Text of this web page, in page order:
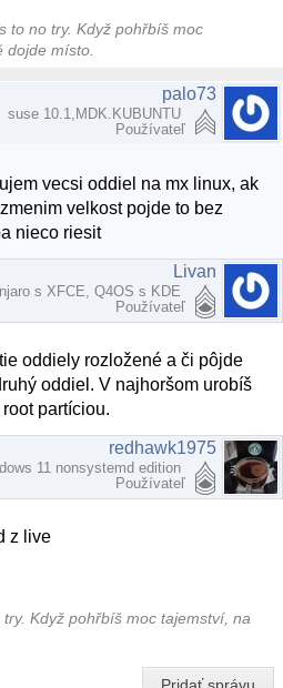
to no try.​ Když pohřbíš moc
dojde místo.
palo73
suse 10.1,MDK.KUBUNTU
Používateľ
vecsi oddiel na mx linux, ak
velkost pojde to bez
nieco riesit
riadok Livan
s XFCE, Q4OS s KDE
Používateľ
oddiely rozložené a či pôjde
oddiel. V najhoršom urobíš
partíciou.
riadok redhawk1975
11 nonsystemd edition
Používateľ
z live
Když pohřbíš moc tajemství, na